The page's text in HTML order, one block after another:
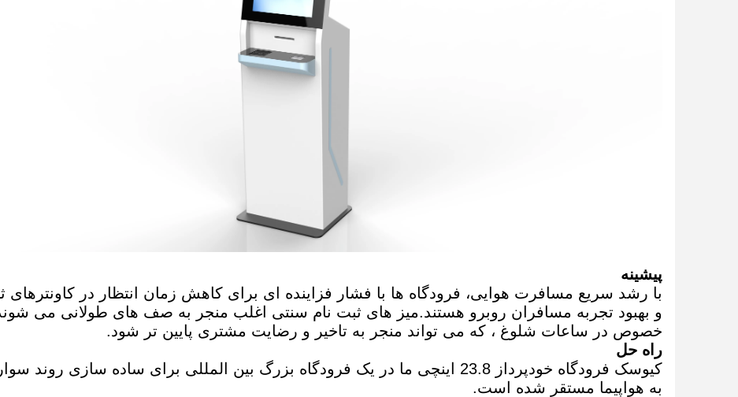
پیشینه
با رشد سریع مسافرت هوایی، فرودگاه ها با فشار فزاینده ای برای کاهش زمان انتظار در کاونترهای
و بهبود تجربه مسافران روبرو هستند.میز های ثبت نام سنتی اغلب منجر به صف های طولانی می
خصوص در ساعات شلوغ ، که می تواند منجر به تاخیر و رضایت مشتری پایین تر شود.
راه حل
کیوسک فرودگاه خودپرداز 23.8 اینچی ما در یک فرودگاه بزرگ بین المللی برای ساده سازی روند
به هواپیما مستقر شده است.